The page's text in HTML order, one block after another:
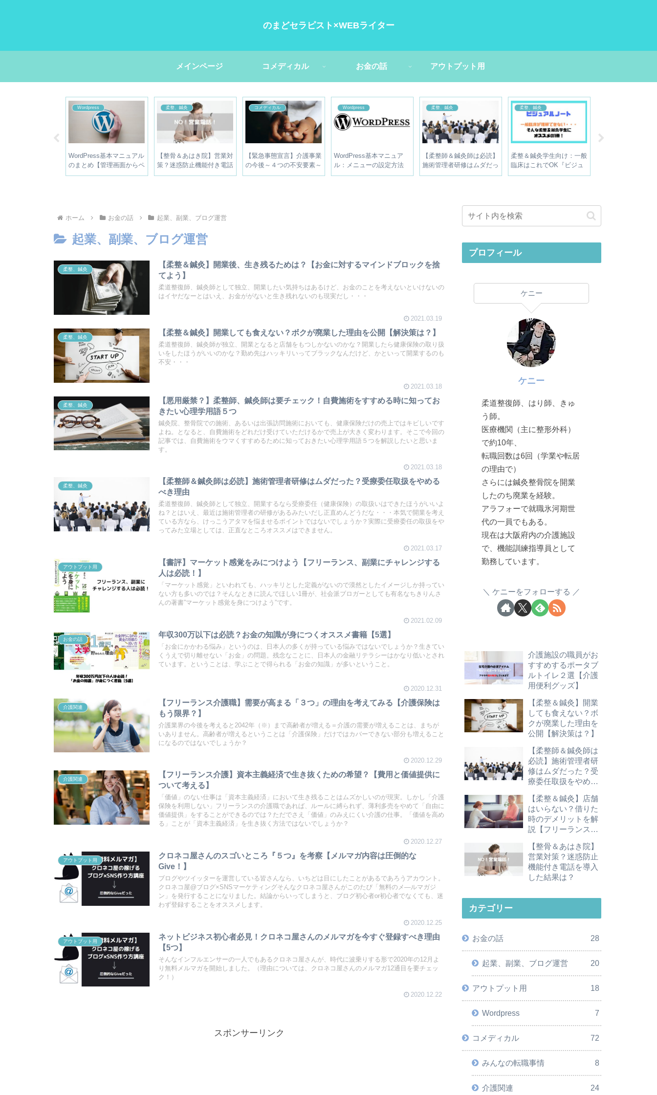
のまどセラピスト×WEBライター
メインページ コメディカル お金の話 アウトプット用
Wordpress
WordPress基本マニュアル
のまとめ【管理画面からペ
ージ作成まで】
柔整、鍼灸
【整骨＆あはき院】営業対
策？迷惑防止機能付き電話
を導入した結果は？
コメディカル
【緊急事態宣言】介護事業
の今後～４つの不安要素～
【奉仕の精神は限界】
Wordpress
WordPress基本マニュア
ル：メニューの設定方法
柔整、鍼灸
【柔整師＆鍼灸師は必読】
施術管理者研修はムダだっ
た？受療委任取扱をやめる
柔整、鍼灸
柔整＆鍼灸学生向け：一般
臨床はこれでOK『ビジュ
アルノート』を徹底レビュ
ホーム お金の話 起業、副業、ブログ運営
起業、副業、ブログ運営
柔整、鍼灸
【柔整＆鍼灸】開業後、生き残るためは？【お金に対するマインドブロックを捨
てよう】
柔道整復師、鍼灸師として独立、開業したい気持ちはあるけど、お金のことを考えないといけないの
はイヤだなーとはいえ、お金ががないと生き残れないのも現実だし・・・
2021.03.19
柔整、鍼灸
【柔整＆鍼灸】開業しても食えない？ボクが廃業した理由を公開【解決策は？】
柔道整復師、鍼灸師が独立、開業となると店舗をもつしかないのかな？開業したら健康保険の取り扱
いをしたほうがいいのかな？勤め先はハッキリいってブラックなんだけど、かといって開業するのも
不安・・・
2021.03.18
柔整、鍼灸
【悪用厳禁？】柔整師、鍼灸師は要チェック！自費施術をすすめる時に知ってお
きたい心理学用語５つ
鍼灸院、整骨院での施術、あるいは出張訪問施術においても、健康保険だけの売上ではキビしいです
よね。となると、自費施術をどれだけ受けていただけるかで売上が大きく変わります。そこで今回の
記事では、自費施術をウマくすすめるために知っておきたい心理学用語５つを解説したいと思いま
す。
2021.03.18
柔整、鍼灸
【柔整師＆鍼灸師は必読】施術管理者研修はムダだった？受療委任取扱をやめる
べき理由
柔道整復師、鍼灸師として独立、開業するなら受療委任（健康保険）の取扱いはできたほうがいいよ
ね？とはいえ、最近は施術管理者の研修があるみたいだし正直めんどうだな・・・本気で開業を考え
ている方なら、けっこうアタマを悩ませるポイントではないでしょうか？実際に受療委任の取扱をや
ってみた立場としては、正直なところオススメはできません。
2021.03.17
アウトプット用
【書評】マーケット感覚をみにつけよう【フリーランス、副業にチャレンジする
人は必読！】
「マーケット感覚」といわれても、ハッキリとした定義がないので漠然としたイメージしか持ってい
ない方も多いのでは？そんなときに読んでほしい1冊が、社会派ブロガーとしても有名なちきりんさ
んの著書”マーケット感覚を身につけよう”です。
2021.02.09
お金の話
年収300万以下は必読？お金の知識が身につくオススメ書籍【5選】
「お金にかかわる悩み」というのは、日本人の多くが持っている悩みではないでしょうか？生きてい
くうえで切り離せない「お金」の問題。残念なことに、日本人の金融リテラシーはかなり低いとされ
ています。ということは、学ぶことで得られる「お金の知識」が多いということ。
2020.12.31
介護関連
【フリーランス介護職】需要が高まる「３つ」の理由を考えてみる【介護保険は
もう限界？】
介護業界の今後を考えると2042年（※）まで高齢者が増える＝介護の需要が増えることは、まちが
いありません。高齢者が増えるということは「介護保険」だけではカバーできない部分も増えること
になるのではないでしょうか？
2020.12.29
介護関連
【フリーランス介護】資本主義経済で生き抜くための希望？【費用と価値提供に
ついて考える】
「価値」のない仕事は「資本主義経済」において生き残ることはムズかしいのが現実。しかし「介護
保険を利用しない」フリーランスの介護職であれば、ルールに縛られず、薄利多売をやめて「自由に
価値提供」をすることができるのでは？ただでさえ「価値」のみえにくい介護の仕事。「価値を高め
る」ことが「資本主義経済」を生き抜く方法ではないでしょうか？
2020.12.27
アウトプット用
クロネコ屋さんのスゴいところ『５つ』を考察【メルマガ内容は圧倒的な
Give！】
ブログやツイッターを運営している皆さんなら、いちどは目にしたことがあるであろうアカウント。
クロネコ屋@ブログ×SNSマーケティングそんなクロネコ屋さんがこのたび「無料のメ―ルマガジ
ン」を発行することになりました。結論からいってしまうと、ブログ初心者or初心者でなくても、迷
わず登録することをオススメします。
2020.12.25
アウトプット用
ネットビジネス初心者必見！クロネコ屋さんのメルマガを今すぐ登録すべき理由
【5つ】
そんなインフルエンサーの一人でもあるクロネコ屋さんが、時代に波乗りする形で2020年の12月よ
り無料メルマガを開始しました。（理由については、クロネコ屋さんのメルマガ12通目を要チェッ
ク！）
2020.12.22
スポンサーリンク
プロフィール
ケニー
ケニー
柔道整復師、はり師、きゅ
う師。
医療機関（主に整形外科）
で約10年、
転職回数は6回（学業や転居
の理由で）
さらには鍼灸整骨院を開業
したのち廃業を経験。
アラフォーで就職氷河期世
代の一員でもある。
現在は大阪府内の介護施設
で、機能訓練指導員として
勤務しています。
ケニーをフォローする
介護施設の職員がお
すすめするポータブ
ルトイレ２選【介護
用便利グッズ】
【柔整＆鍼灸】開業
しても食えない？ボ
クが廃業した理由を
公開【解決策は？】
【柔整師＆鍼灸師は
必読】施術管理者研
修はムダだった？受
療委任取扱をやめる
【柔整＆鍼灸】店舗
はいらない？借りた
時のデメリットを解
説【フリーランス志
【整骨＆あはき院】
営業対策？迷惑防止
機能付き電話を導入
した結果は？
カテゴリー
お金の話 28
起業、副業、ブログ運営 20
アウトプット用 18
Wordpress 7
コメディカル 72
みんなの転職事情 8
介護関連 24